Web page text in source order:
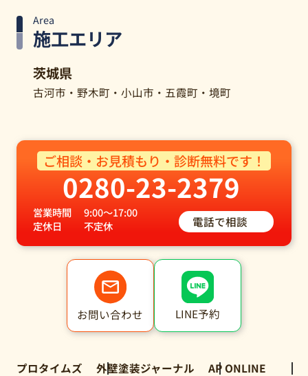
施工エリア
Area
茨城県
古河市・野木町・小山市・五霞町・境町
ご相談・お見積もり・診断無料です！
0280-23-2379
営業時間
9:00～17:00
定休日
不定休 電話で相談
お問い合わせ LINE予約
プロタイムズ 外壁塗装ジャーナル AP ONLINE